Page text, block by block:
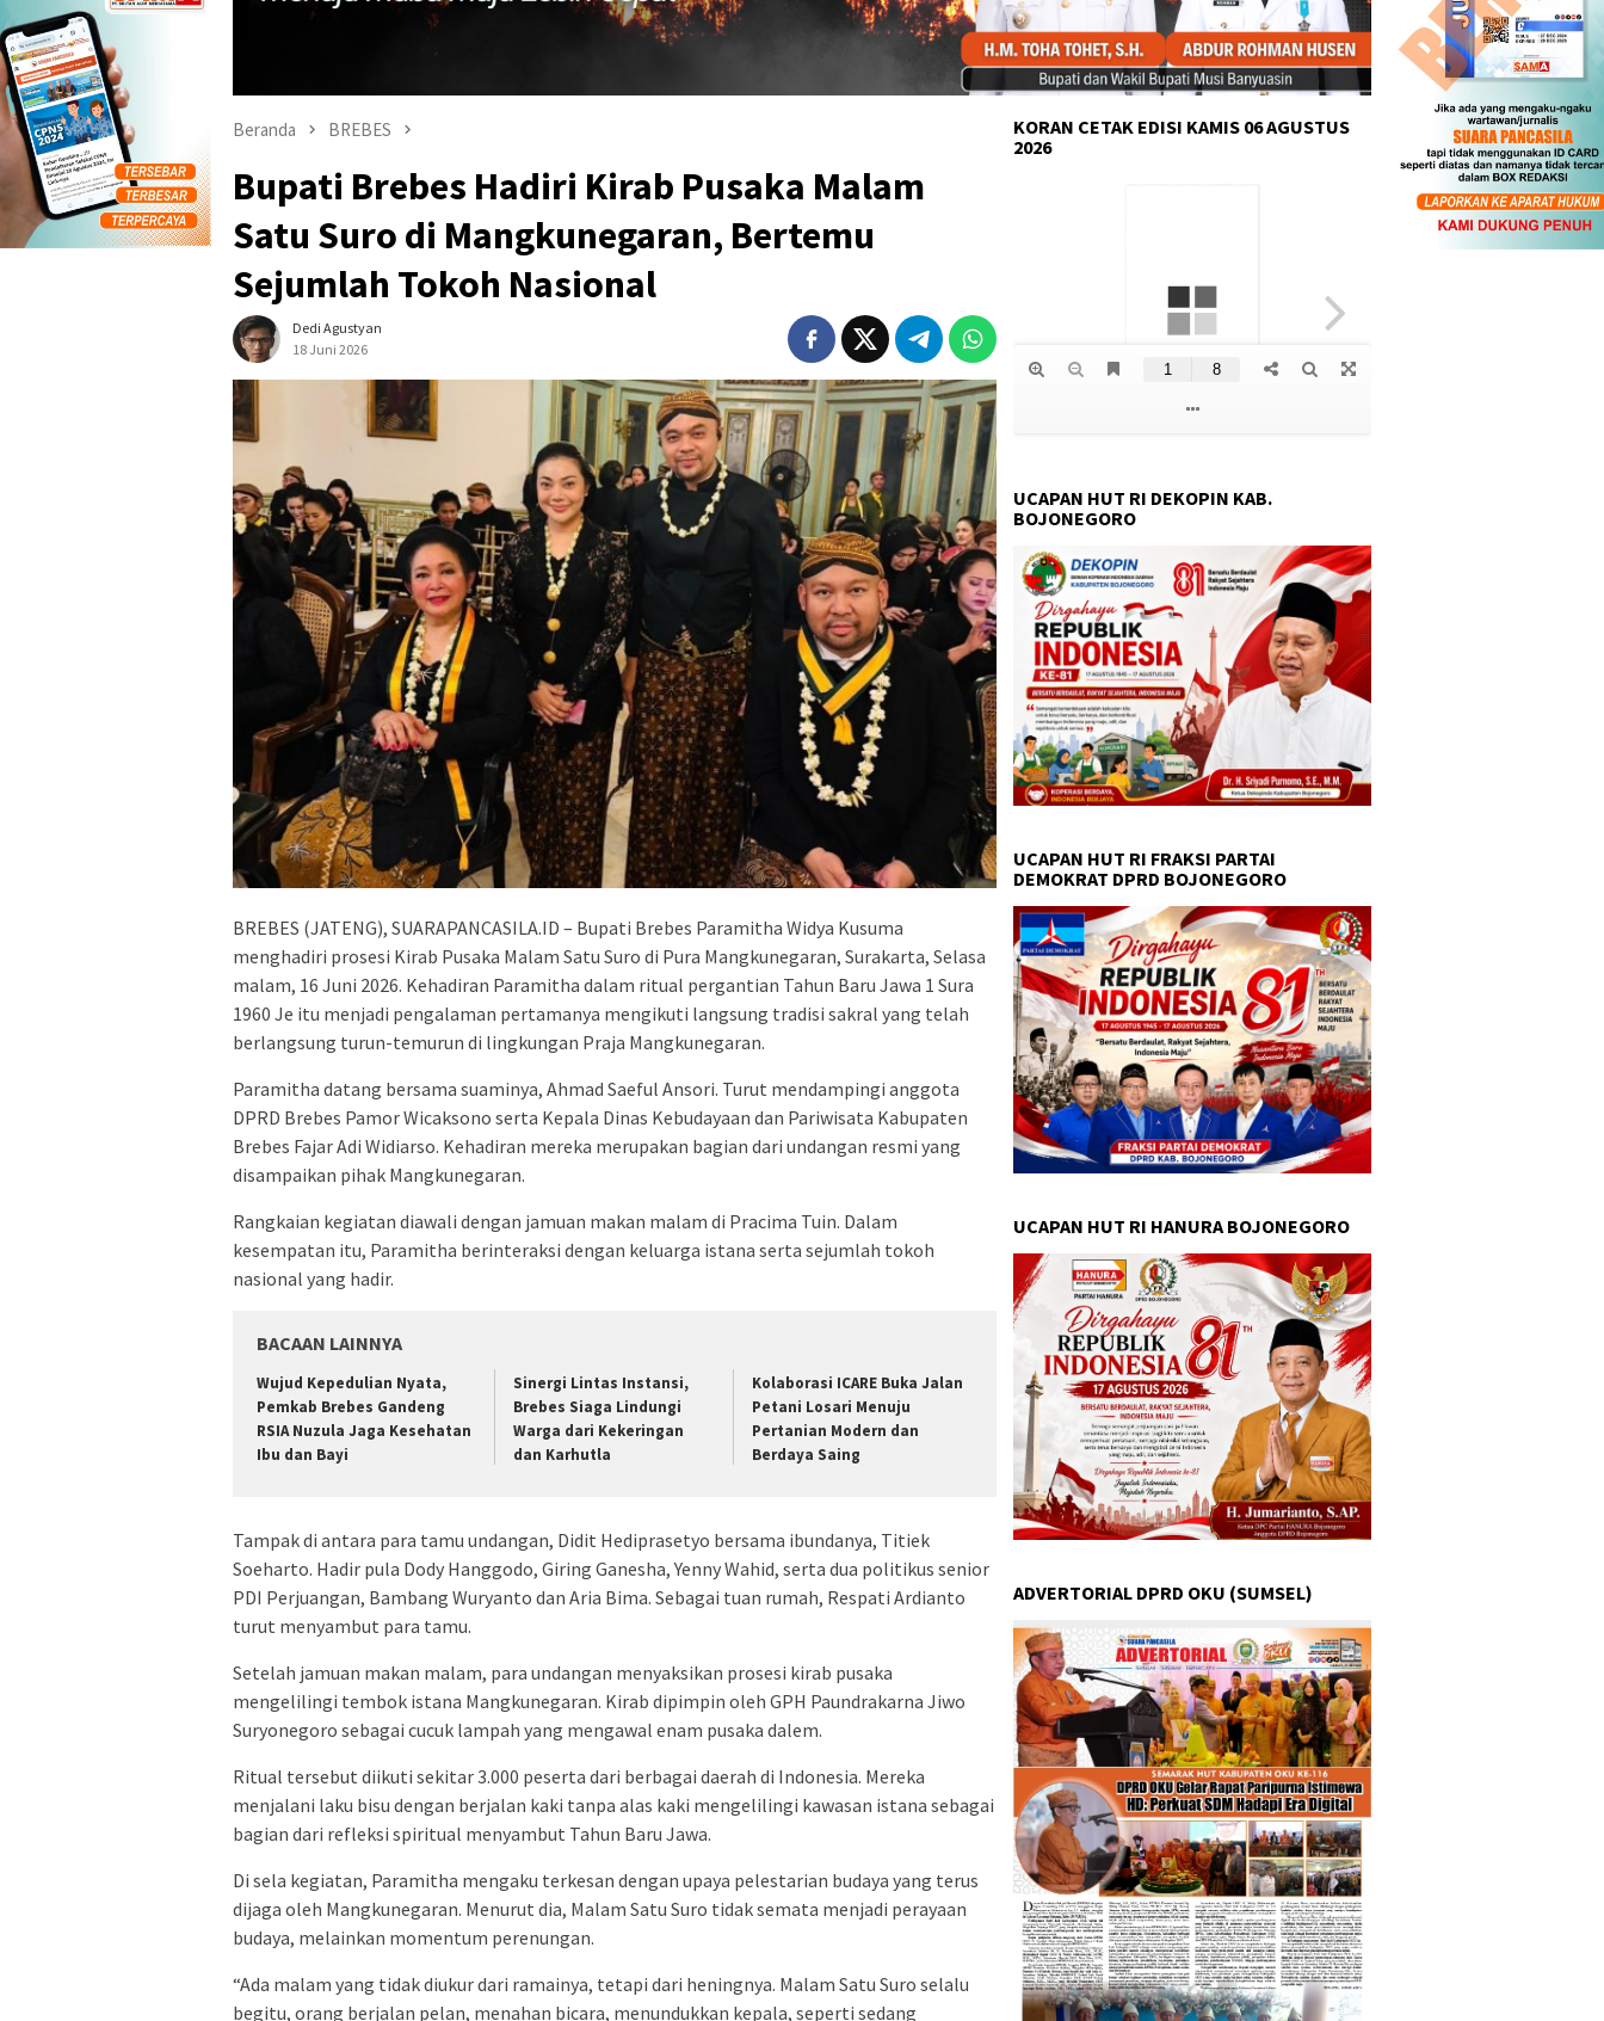
Beranda BREBES
Bupati Brebes Hadiri Kirab Pusaka Malam
Satu Suro di Mangkunegaran, Bertemu
Sejumlah Tokoh Nasional
Dedi Agustyan
18 Juni 2026
BREBES (JATENG), SUARAPANCASILA.ID – Bupati Brebes Paramitha Widya Kusuma
menghadiri prosesi Kirab Pusaka Malam Satu Suro di Pura Mangkunegaran, Surakarta, Selasa
malam, 16 Juni 2026. Kehadiran Paramitha dalam ritual pergantian Tahun Baru Jawa 1 Sura
1960 Je itu menjadi pengalaman pertamanya mengikuti langsung tradisi sakral yang telah
berlangsung turun-temurun di lingkungan Praja Mangkunegaran.
Paramitha datang bersama suaminya, Ahmad Saeful Ansori. Turut mendampingi anggota
DPRD Brebes Pamor Wicaksono serta Kepala Dinas Kebudayaan dan Pariwisata Kabupaten
Brebes Fajar Adi Widiarso. Kehadiran mereka merupakan bagian dari undangan resmi yang
disampaikan pihak Mangkunegaran.
Rangkaian kegiatan diawali dengan jamuan makan malam di Pracima Tuin. Dalam
kesempatan itu, Paramitha berinteraksi dengan keluarga istana serta sejumlah tokoh
nasional yang hadir.
BACAAN LAINNYA
Wujud Kepedulian Nyata,
Pemkab Brebes Gandeng
RSIA Nuzula Jaga Kesehatan
Ibu dan Bayi
Sinergi Lintas Instansi,
Brebes Siaga Lindungi
Warga dari Kekeringan
dan Karhutla
Kolaborasi ICARE Buka Jalan
Petani Losari Menuju
Pertanian Modern dan
Berdaya Saing
Tampak di antara para tamu undangan, Didit Hediprasetyo bersama ibundanya, Titiek
Soeharto. Hadir pula Dody Hanggodo, Giring Ganesha, Yenny Wahid, serta dua politikus senior
PDI Perjuangan, Bambang Wuryanto dan Aria Bima. Sebagai tuan rumah, Respati Ardianto
turut menyambut para tamu.
Setelah jamuan makan malam, para undangan menyaksikan prosesi kirab pusaka
mengelilingi tembok istana Mangkunegaran. Kirab dipimpin oleh GPH Paundrakarna Jiwo
Suryonegoro sebagai cucuk lampah yang mengawal enam pusaka dalem.
Ritual tersebut diikuti sekitar 3.000 peserta dari berbagai daerah di Indonesia. Mereka
menjalani laku bisu dengan berjalan kaki tanpa alas kaki mengelilingi kawasan istana sebagai
bagian dari refleksi spiritual menyambut Tahun Baru Jawa.
Di sela kegiatan, Paramitha mengaku terkesan dengan upaya pelestarian budaya yang terus
dijaga oleh Mangkunegaran. Menurut dia, Malam Satu Suro tidak semata menjadi perayaan
budaya, melainkan momentum perenungan.
“Ada malam yang tidak diukur dari ramainya, tetapi dari heningnya. Malam Satu Suro selalu
begitu, orang berjalan pelan, menahan bicara, menundukkan kepala, seperti sedang
KORAN CETAK EDISI KAMIS 06 AGUSTUS
2026
UCAPAN HUT RI DEKOPIN KAB.
BOJONEGORO
UCAPAN HUT RI FRAKSI PARTAI
DEMOKRAT DPRD BOJONEGORO
UCAPAN HUT RI HANURA BOJONEGORO
ADVERTORIAL DPRD OKU (SUMSEL)